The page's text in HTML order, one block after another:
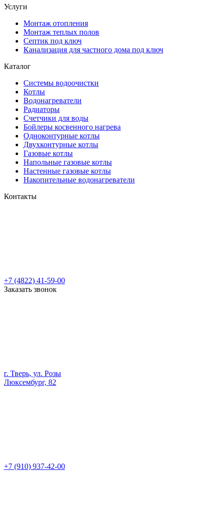
Услуги
Монтаж отопления
Монтаж теплых полов
Септик под ключ
Канализация для частного дома под ключ
Каталог
Системы водоочистки
Котлы
Водонагреватели
Радиаторы
Cчетчики для воды
Бойлеры косвенного нагрева
Одноконтурные котлы
Двухконтурные котлы
Газовые котлы
Напольные газовые котлы
Настенные газовые котлы
Накопительные водонагреватели
Контакты
+7 (4822) 41-59-00
Заказать звонок
г. Тверь, ул. Розы
Люксембург, 82
+7 (910) 937-42-00